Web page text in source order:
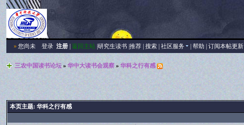
» 您尚未登录 注册 |返回主站 |研究生读书 |推荐 |搜索 |社区服务 |帮助 |订阅本帖更新
三农中国读书论坛 »华中大读书会观察 »华科之行有感
本页主题: 华科之行有感